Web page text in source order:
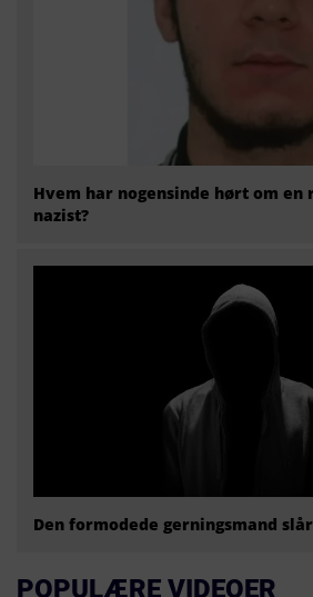
Hvem har nogensinde hørt om
nazist?
Den formodede gerningsmand
POPULÆRE VIDEOER